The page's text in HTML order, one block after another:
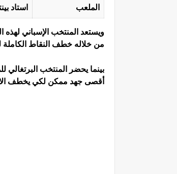
الملعب
استاد
ويستعد المنتخب الإسباني
من خلاله خطف النقاط الكاملة
بينما يحضر المنتخب
أقصى جهد ممكن لكي يخطف